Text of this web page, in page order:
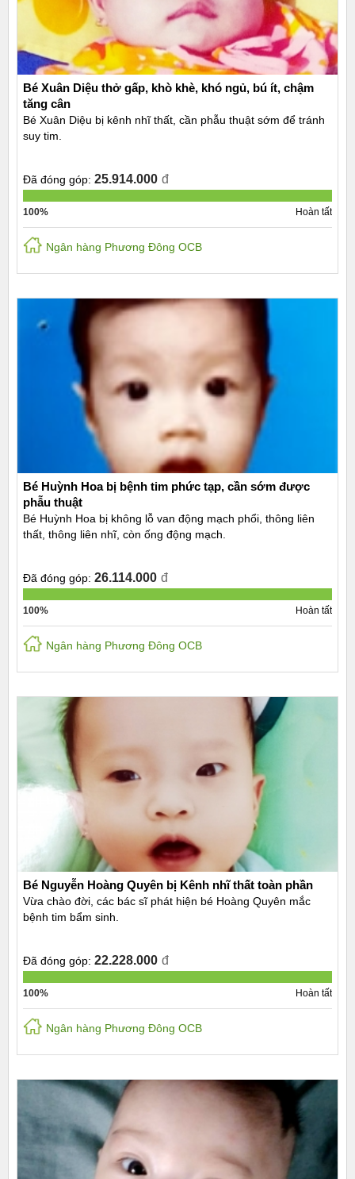
Bé Xuân Diệu thở gấp, khò khè, khó ngủ, bú ít, chậm
tăng cân
Bé Xuân Diệu bị kênh nhĩ thất, cần phẫu thuật sớm để tránh
suy tim.
Đã đóng góp: 25.914.000 đ
100% Hoàn tất
Ngân hàng Phương Đông OCB
Bé Huỳnh Hoa bị bệnh tim phức tạp, cần sớm được
phẫu thuật
Bé Huỳnh Hoa bị không lỗ van động mạch phổi, thông liên
thất, thông liên nhĩ, còn ống động mạch.
Đã đóng góp: 26.114.000 đ
100% Hoàn tất
Ngân hàng Phương Đông OCB
Bé Nguyễn Hoàng Quyên bị Kênh nhĩ thất toàn phần
Vừa chào đời, các bác sĩ phát hiện bé Hoàng Quyên mắc
bệnh tim bẩm sinh.
Đã đóng góp: 22.228.000 đ
100% Hoàn tất
Ngân hàng Phương Đông OCB